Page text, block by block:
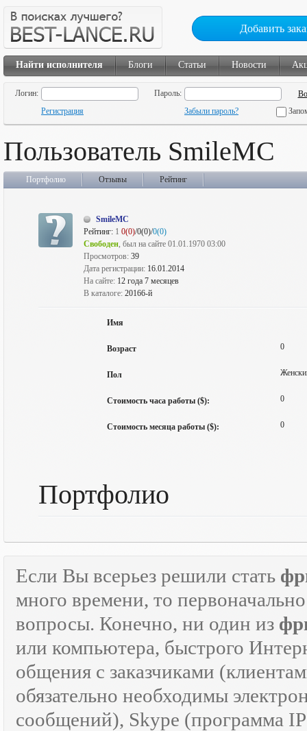
Добавить
Найти исполнителя Блоги Статьи Новости
Логин:
Пароль:
Регистрация
Забыли пароль?
Пользователь SmileMC
Портфолио Отзывы Рейтинг
SmileMC
Рейтинг: 1 0(0)/0(0)/0(0)
Свободен, был на сайте 01.01.1970 03:00
Просмотров: 39
Дата регистрации: 16.01.2014
На сайте: 12 года 7 месяцев
В каталоге: 20166-й
Имя
Возраст 0
Пол
Стоимость часа работы ($): 0
Стоимость месяца работы ($): 0
Портфолио
Если Вы всерьез решили стать
много времени, то
вопросы. Конечно, ни один из
или компьютера, быстрого
общения с заказчиками
обязательно необходимы
сообщений), Skype (программа